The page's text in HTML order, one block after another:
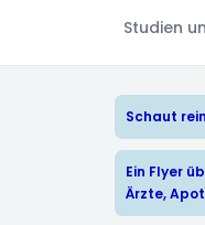
Studien
Schaut
Ein Flyer
Ärzte,